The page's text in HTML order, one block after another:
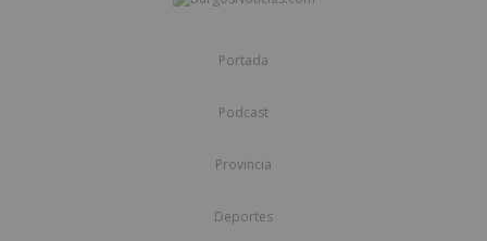
Portada
Podcast
Provincia
Deportes